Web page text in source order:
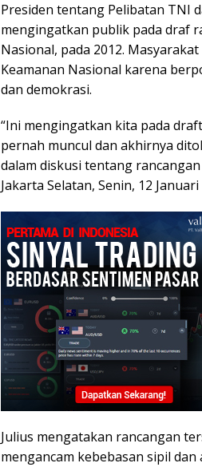
Presiden tentang Pelibatan TNI
mengingatkan publik pada draf
Nasional, pada 2012.
Keamanan Nasional karena
dan demokrasi.
“Ini mengingatkan kita pada
pernah muncul dan akhirnya
dalam diskusi tentang
Jakarta Selatan, Senin, 12 Januari
Julius mengatakan rancangan
mengancam kebebasan sipil